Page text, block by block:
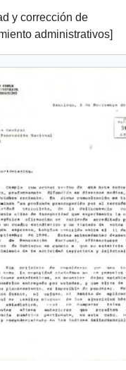
y corrección de
administrativos]